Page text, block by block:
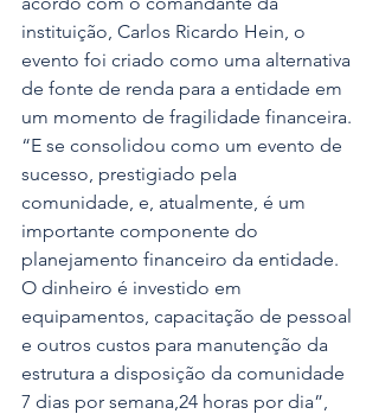
instituição, Carlos Ricardo Hein, o
evento foi criado como uma alternativa
de fonte de renda para a entidade em
um momento de fragilidade financeira.
“E se consolidou como um evento de
sucesso, prestigiado pela
comunidade, e, atualmente, é um
importante componente do
planejamento financeiro da entidade.
O dinheiro é investido em
equipamentos, capacitação de pessoal
e outros custos para manutenção da
estrutura a disposição da comunidade
7 dias por semana,24 horas por dia”,